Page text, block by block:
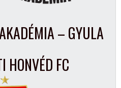
– GYULA
HONVÉD FC